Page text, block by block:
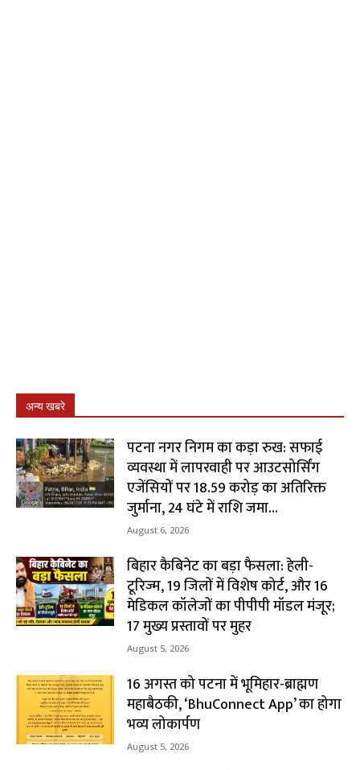
अन्य खबरे
पटना नगर निगम का कड़ा रुख: सफाई
व्यवस्था में लापरवाही पर आउटसोर्सिंग
एजेंसियों पर ₹18.59 करोड़ का अतिरिक्त
जुर्माना, 24 घंटे में राशि जमा...
August 6, 2026
बिहार कैबिनेट का बड़ा फैसला: हेली-
टूरिज्म, 19 जिलों में विशेष कोर्ट, और 16
मेडिकल कॉलेजों का पीपीपी मॉडल मंजूर;
17 मुख्य प्रस्तावों पर मुहर
August 5, 2026
16 अगस्त को पटना में भूमिहार-ब्राह्मण
महाबैठकी, ‘BhuConnect App’ का होगा
भव्य लोकार्पण
August 5, 2026